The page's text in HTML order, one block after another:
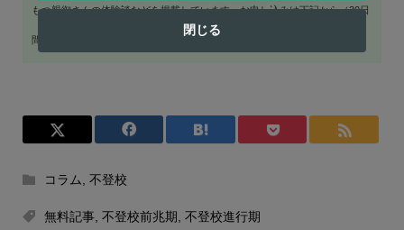
もつ親御さんの体験談などを掲載しています。お申し込みは下記から（30日
間無料）。
コラム 不登校
無料記事, 不登校前兆期 不登校進行期
閉じる